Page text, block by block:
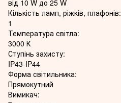
від 10 W до 25 W
Кількість ламп, ріжків, плафонів:
1
Температура світла:
3000 К
Ступінь захисту:
IP43-IP44
Форма світильника:
Прямокутний
Вимикач: